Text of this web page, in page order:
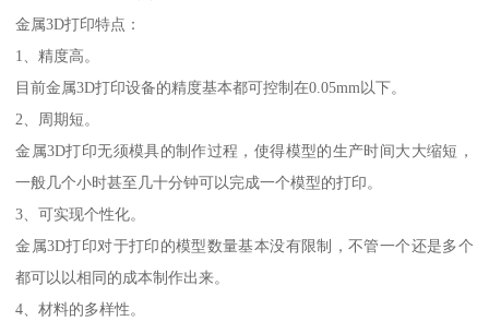
金属3D打印特点：
1、精度高。
目前金属3D打印设备的精度基本都可控制在0.05mm以下。
2、周期短。
金属3D打印无须模具的制作过程，使得模型的生产时间大大缩短，
一般几个小时甚至几十分钟可以完成一个模型的打印。
3、可实现个性化。
金属3D打印对于打印的模型数量基本没有限制，不管一个还是多个
都可以以相同的成本制作出来。
4、材料的多样性。